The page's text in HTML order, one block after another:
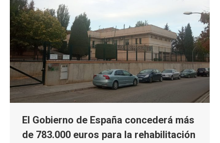
El Gobierno de España concederá más
de 783.000 euros para la rehabilitación